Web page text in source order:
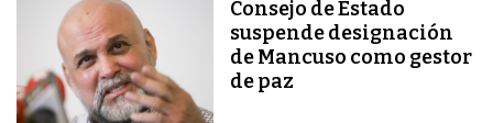
Consejo de Estado
suspende designación
de Mancuso como gestor
de paz